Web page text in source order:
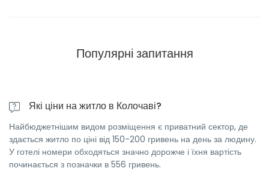
Популярні запитання
Які ціни на житло в Колочаві?
Найбюджетнішим видом розміщення є приватний сектор, де
здається житло по ціні від 150-200 гривень на день за людину.
У готелі номери обходяться значно дорожче і їхня вартість
починається з позначки в 556 гривень.